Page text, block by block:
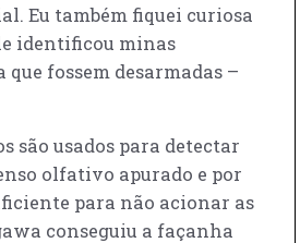
Eu também fiquei curiosa
identificou minas
fossem desarmadas –
são usados para detectar
olfativo apurado e por
para não acionar as
conseguiu a façanha